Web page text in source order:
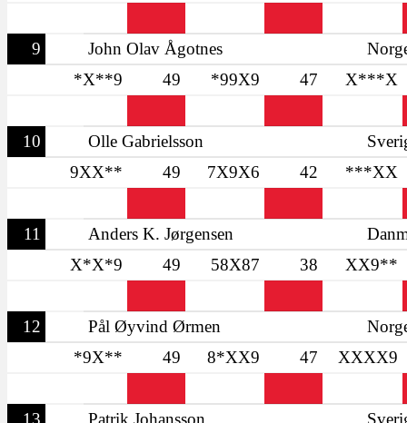
9 John Olav Ågotnes
*X**9
49 *99X9 47 X***X
10 Olle Gabrielsson
9XX**
49 7X9X6 42 ***XX
11 Anders K. Jørgensen
X*X*9
49 58X87 38 XX9**
12 Pål Øyvind Ørmen
*9X**
49 8*XX9 47 XXXX9
13 Patrik Johansson